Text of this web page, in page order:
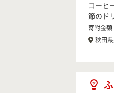
コーヒ
節のド
寄附金額
秋田